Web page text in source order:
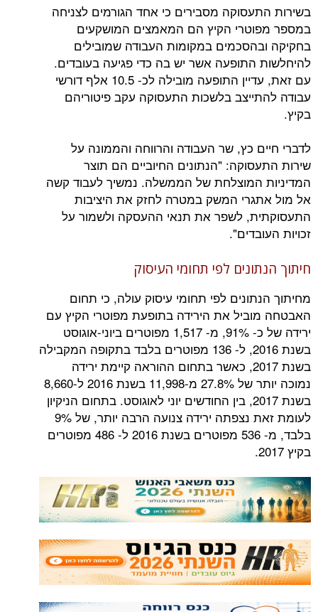
מסבירים כי אחד הגורמים לצניחה
הקיץ הם המאמצים המושקעים
במקומות העבודה שמובילים
התופעה אשר יש בה כדי פגיעה בעובדים.
עם זאת, עדיין התופעה מובילה לכ- 10.5 אלף דורשי
בלשכות התעסוקה עקב פיטוריהם
כץ, שר העבודה והרווחה והממונה על
"הנתונים החיוביים הם תוצר
המוצלחת של הממשלה. נמשיך לעבוד קשה
המשק במטרה לחזק את היציבות
לשפר את תנאי ההעסקה ולשמור על
לפי תחומי העיסוק
לפי תחומי עיסוק עולה, כי תחום
את הירידה בתופעת מפוטרי הקיץ עם
ירידה של כ- 91%, מ- 1,517 מפוטרים ביוני-אוגוסט
בשנת 2016, ל- 136 מפוטרים בלבד בתקופה המקבילה
בשנת 2017, כאשר בתחום ההוראה קיימת ירידה
נמוכה יותר של 27.8% מ-11,998 בשנת 2016 ל-8,660
בשנת 2017, בין החודשים יוני לאוגוסט. בתחום הניקיון
לעומת זאת נצפתה ירידה צנועה הרבה יותר, של 9%
בלבד, מ- 536 מפוטרים בשנת 2016 ל- 486 מפוטרים